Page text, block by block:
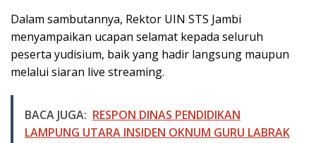
Dalam sambutannya, Rektor UIN STS Jambi
menyampaikan ucapan selamat kepada seluruh
peserta yudisium, baik yang hadir langsung maupun
melalui siaran live streaming.
BACA JUGA: RESPON DINAS PENDIDIKAN
LAMPUNG UTARA INSIDEN OKNUM GURU LABRAK